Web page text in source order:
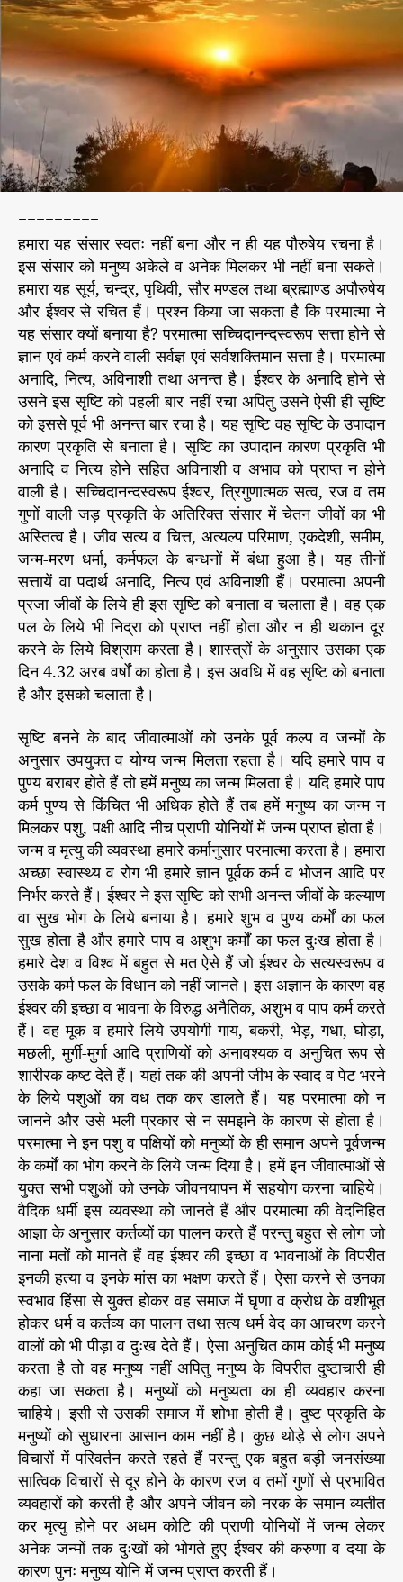
h
r
e
मा
त्मा
ने
सं
सा
जी
ओं
के
क
र्म
-
फ
ल
भो
ग
ए
वं
मो
प्रा
प्ति
के
लि
ए
ब
ना
या
है
”
=========
हमारा यह संसार स्वतः नहीं बना और न ही यह पौरुषेय रचना है।
इस संसार को मनुष्य अकेले व अनेक मिलकर भी नहीं बना सकते।
हमारा यह सूर्य, चन्द्र, पृथिवी, सौर मण्डल तथा ब्रह्माण्ड अपौरुषेय
और ईश्वर से रचित हैं। प्रश्न किया जा सकता है कि परमात्मा ने
यह संसार क्यों बनाया है? परमात्मा सच्चिदानन्दस्वरूप सत्ता होने से
ज्ञान एवं कर्म करने वाली सर्वज्ञ एवं सर्वशक्तिमान सत्ता है। परमात्मा
अनादि, नित्य, अविनाशी तथा अनन्त है। ईश्वर के अनादि होने से
उसने इस सृष्टि को पहली बार नहीं रचा अपितु उसने ऐसी ही सृष्टि
को इससे पूर्व भी अनन्त बार रचा है। यह सृष्टि वह सृष्टि के उपादान
कारण प्रकृति से बनाता है। सृष्टि का उपादान कारण प्रकृति भी
अनादि व नित्य होने सहित अविनाशी व अभाव को प्राप्त न होने
वाली है। सच्चिदानन्दस्वरूप ईश्वर, त्रिगुणात्मक सत्व, रज व तम
गुणों वाली जड़ प्रकृति के अतिरिक्त संसार में चेतन जीवों का भी
अस्तित्व है। जीव सत्य व चित्त, अत्यल्प परिमाण, एकदेशी, समीम,
जन्म-मरण धर्मा, कर्मफल के बन्धनों में बंधा हुआ है। यह तीनों
सत्तायें वा पदार्थ अनादि, नित्य एवं अविनाशी हैं। परमात्मा अपनी
प्रजा जीवों के लिये ही इस सृष्टि को बनाता व चलाता है। वह एक
पल के लिये भी निद्रा को प्राप्त नहीं होता और न ही थकान दूर
करने के लिये विश्राम करता है। शास्त्रों के अनुसार उसका एक
दिन 4.32 अरब वर्षों का होता है। इस अवधि में वह सृष्टि को बनाता
है और इसको चलाता है।
सृष्टि बनने के बाद जीवात्माओं को उनके पूर्व कल्प व जन्मों के
अनुसार उपयुक्त व योग्य जन्म मिलता रहता है। यदि हमारे पाप व
पुण्य बराबर होते हैं तो हमें मनुष्य का जन्म मिलता है। यदि हमारे पाप
कर्म पुण्य से किंचित भी अधिक होते हैं तब हमें मनुष्य का जन्म न
मिलकर पशु, पक्षी आदि नीच प्राणी योनियों में जन्म प्राप्त होता है।
जन्म व मृत्यु की व्यवस्था हमारे कर्मानुसार परमात्मा करता है। हमारा
अच्छा स्वास्थ्य व रोग भी हमारे ज्ञान पूर्वक कर्म व भोजन आदि पर
निर्भर करते हैं। ईश्वर ने इस सृष्टि को सभी अनन्त जीवों के कल्याण
वा सुख भोग के लिये बनाया है। हमारे शुभ व पुण्य कर्मों का फल
सुख होता है और हमारे पाप व अशुभ कर्मों का फल दुःख होता है।
हमारे देश व विश्व में बहुत से मत ऐसे हैं जो ईश्वर के सत्यस्वरूप व
उसके कर्म फल के विधान को नहीं जानते। इस अज्ञान के कारण वह
ईश्वर की इच्छा व भावना के विरुद्ध अनैतिक, अशुभ व पाप कर्म करते
हैं। वह मूक व हमारे लिये उपयोगी गाय, बकरी, भेड़, गधा, घोड़ा,
मछली, मुर्गी-मुर्गा आदि प्राणियों को अनावश्यक व अनुचित रूप से
शारीरक कष्ट देते हैं। यहां तक की अपनी जीभ के स्वाद व पेट भरने
के लिये पशुओं का वध तक कर डालते हैं। यह परमात्मा को न
जानने और उसे भली प्रकार से न समझने के कारण से होता है।
परमात्मा ने इन पशु व पक्षियों को मनुष्यों के ही समान अपने पूर्वजन्म
के कर्मों का भोग करने के लिये जन्म दिया है। हमें इन जीवात्माओं से
युक्त सभी पशुओं को उनके जीवनयापन में सहयोग करना चाहिये।
वैदिक धर्मी इस व्यवस्था को जानते हैं और परमात्मा की वेदनिहित
आज्ञा के अनुसार कर्तव्यों का पालन करते हैं परन्तु बहुत से लोग जो
नाना मतों को मानते हैं वह ईश्वर की इच्छा व भावनाओं के विपरीत
इनकी हत्या व इनके मांस का भक्षण करते हैं। ऐसा करने से उनका
स्वभाव हिंसा से युक्त होकर वह समाज में घृणा व क्रोध के वशीभूत
होकर धर्म व कर्तव्य का पालन तथा सत्य धर्म वेद का आचरण करने
वालों को भी पीड़ा व दुःख देते हैं। ऐसा अनुचित काम कोई भी मनुष्य
करता है तो वह मनुष्य नहीं अपितु मनुष्य के विपरीत दुष्टाचारी ही
कहा जा सकता है। मनुष्यों को मनुष्यता का ही व्यवहार करना
चाहिये। इसी से उसकी समाज में शोभा होती है। दुष्ट प्रकृति के
मनुष्यों को सुधारना आसान काम नहीं है। कुछ थोड़े से लोग अपने
विचारों में परिवर्तन करते रहते हैं परन्तु एक बहुत बड़ी जनसंख्या
सात्विक विचारों से दूर होने के कारण रज व तमों गुणों से प्रभावित
व्यवहारों को करती है और अपने जीवन को नरक के समान व्यतीत
कर मृत्यु होने पर अधम कोटि की प्राणी योनियों में जन्म लेकर
अनेक जन्मों तक दुःखों को भोगते हुए ईश्वर की करुणा व दया के
कारण पुनः मनुष्य योनि में जन्म प्राप्त करती हैं।